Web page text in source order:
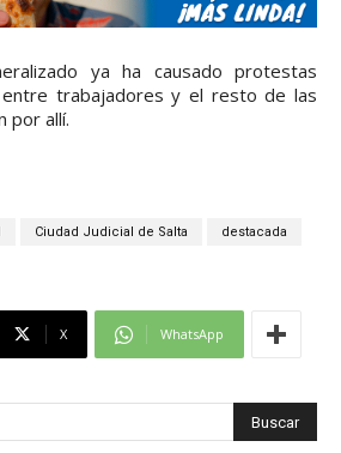
ya ha causado protestas
trabajadores y el resto de las
por allí.
Ciudad Judicial de Salta destacada
X WhatsApp